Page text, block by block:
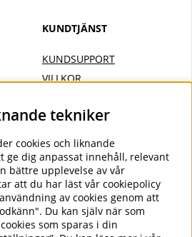
KUNDTJÄNST
KUNDSUPPORT
VILLKOR
DOC
COOKIES
tekniker
cookies och liknande
ge dig anpassat innehåll, relevant
bättre upplevelse av vår
att du har läst vår cookiepolicy
av cookies genom att
Du kan själv när som
som sparas i din